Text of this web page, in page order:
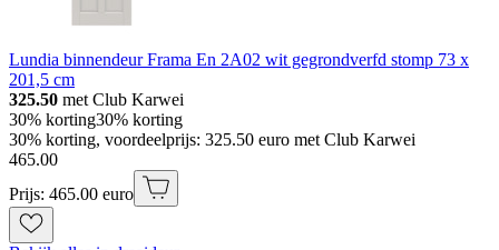
Lundia binnendeur Frama En 2A02 wit gegrondverfd stomp 73 x
201,5 cm
325.50 met Club Karwei
30% korting30% korting
30% korting, voordeelprijs: 325.50 euro met Club Karwei
465.00
Prijs: 465.00 euro